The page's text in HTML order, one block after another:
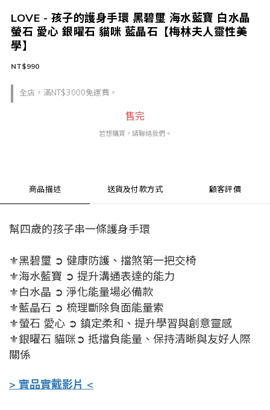
LOVE - 孩子的護身手環 黑碧璽 海水藍寶 白水晶
螢石 愛心 銀曜石 貓咪 藍晶石【梅林夫人靈性美
學】
全店，滿NT$3000免運費。
NT$990
售完
若想購買，請聯絡我們。
商品描述 送貨及付款方式 顧客評價
幫四歲的孩子串一條護身手環
⚜黑碧璽 ➲ 健康防護、擋煞第一把交椅
⚜海水藍寶 ➲ 提升溝通表達的能力
⚜白水晶 ➲ 淨化能量場必備款
⚜藍晶石 ➲ 梳理斷除負面能量索
⚜螢石 愛心 ➲ 鎮定柔和、提升學習與創意靈感
⚜銀曜石 貓咪➲ 抵擋負能量 、 保持清晰與友好人際
關係
> 實品實戴影片 <